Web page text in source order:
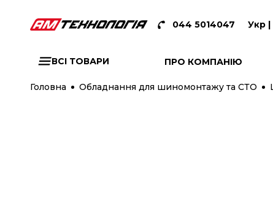
044 5014047 Укр |
ВСІ ТОВАРИ ПРО КОМПАНІЮ
Головна Обладнання для шиномонтажу та СТО